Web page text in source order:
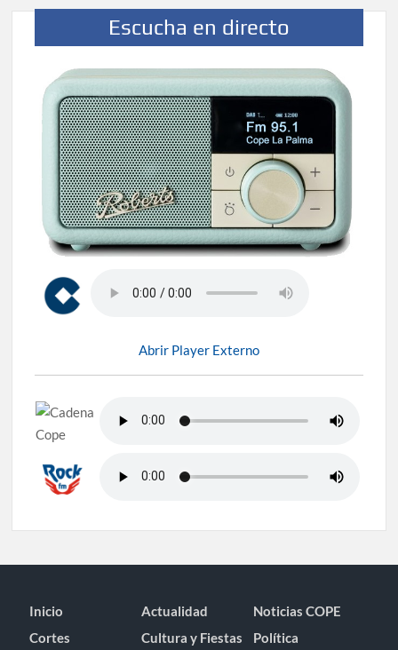
Escucha en directo
Abrir Player Externo
Inicio Actualidad
Noticias COPE
Cortes
Cultura y Fiestas Política